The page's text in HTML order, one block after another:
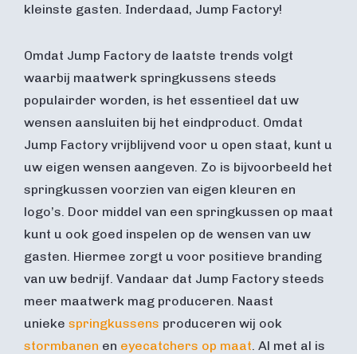
kleinste gasten. Inderdaad, Jump Factory!
Omdat Jump Factory de laatste trends volgt
waarbij maatwerk springkussens steeds
populairder worden, is het essentieel dat uw
wensen aansluiten bij het eindproduct. Omdat
Jump Factory vrijblijvend voor u open staat, kunt u
uw eigen wensen aangeven. Zo is bijvoorbeeld het
springkussen voorzien van eigen kleuren en
logo’s. Door middel van een springkussen op maat
kunt u ook goed inspelen op de wensen van uw
gasten. Hiermee zorgt u voor positieve branding
van uw bedrijf. Vandaar dat Jump Factory steeds
meer maatwerk mag produceren. Naast
unieke springkussens produceren wij ook
stormbanen en eyecatchers op maat. Al met al is